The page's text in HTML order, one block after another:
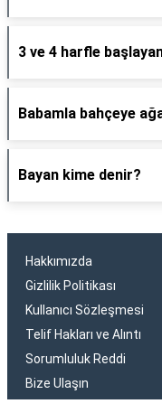
3 ve 4 harfle
Babamla bahçeye
Bayan kime denir?
Hakkımızda
Gizlilik Politikası
Kullanıcı Sözleşmesi
Telif Hakları ve Alıntı
Sorumluluk Reddi
Bize Ulaşın